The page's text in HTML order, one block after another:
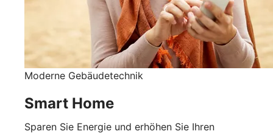
Moderne Gebäudetechnik
Smart Home
Sparen Sie Energie und erhöhen Sie Ihren